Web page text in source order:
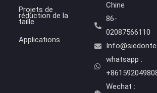
Chine
86-
02087566110
whatsapp :
Wechat :
Projets de
réduction de la
taille
Applications